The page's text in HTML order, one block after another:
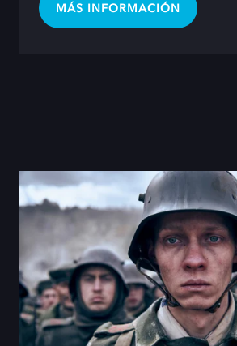
MÁS INFORMACIÓN